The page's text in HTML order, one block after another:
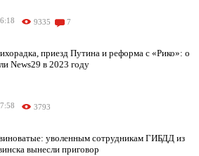
9335 7
приезд Путина и реформа с «Рико»: о
News29 в 2023 году
3793
уволенным сотрудникам ГИБДД из
вынесли приговор